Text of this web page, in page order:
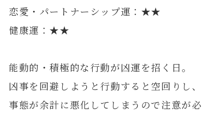
恋愛・パートナーシップ運：★★
健康運：★★
能動的・積極的な行動が凶運を招く日。
凶事を回避しようと行動すると空回りし、
事態が余計に悪化してしまうので注意が必